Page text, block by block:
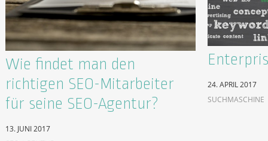
Wie findet man den
richtigen SEO-Mitarbeiter
für seine SEO-Agentur?
13. JUNI 2017
24. APRIL 2017
SUCHMASCHINE